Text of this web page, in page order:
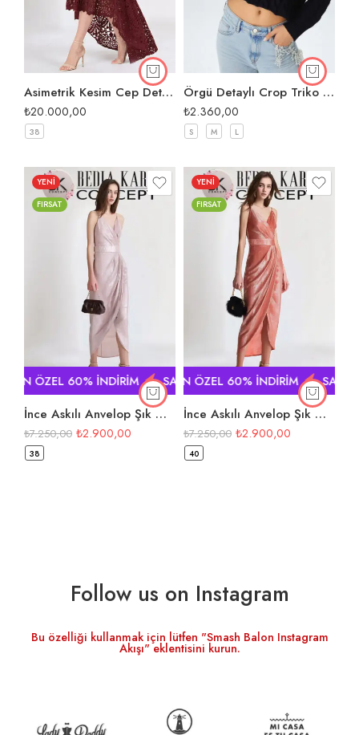
Asimetrik Kesim Cep Detaylı Dantel Abiye
₺20.000,00
38
Örgü Detaylı Crop Triko Kazak
₺2.360,00
S M L
YENİ
FIRSAT
ÖZEL 60% İNDİRİM SADECE BUGÜN ÖZEL 60% İNDİRİM
İnce Askılı Anvelop Şık Midi Elbise
₺7.250,00 ₺2.900,00
38
YENİ
FIRSAT
İNDİRİM SADECE BUGÜN ÖZEL 60% İNDİRİM SADECE
İnce Askılı Anvelop Şık Midi Elbise
₺7.250,00 ₺2.900,00
40
Follow us on Instagram
Bu özelliği kullanmak için lütfen "Smash Balon Instagram
Akışı" eklentisini kurun.